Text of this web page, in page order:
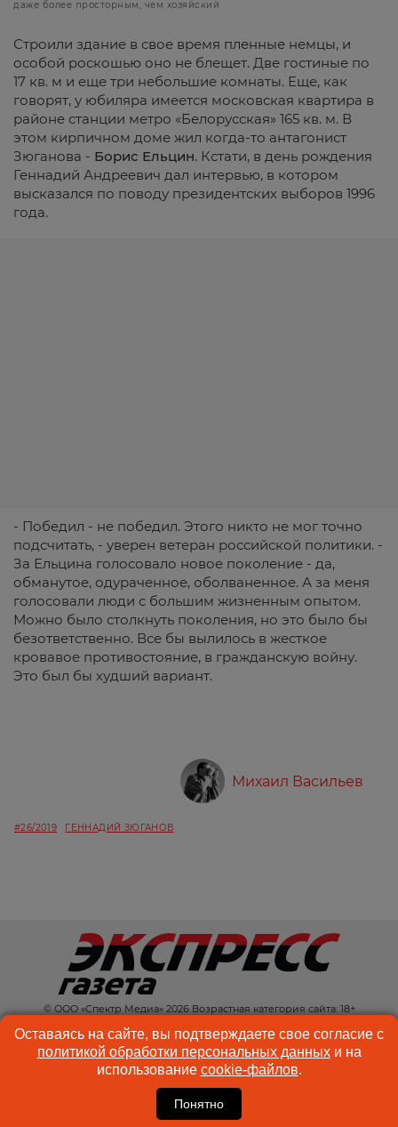
даже более просторным, чем хозяйский
Строили здание в свое время пленные немцы, и
особой роскошью оно не блещет. Две гостиные по
17 кв. м и еще три небольшие комнаты. Еще, как
говорят, у юбиляра имеется московская квартира в
районе станции метро «Белорусская» 165 кв. м. В
этом кирпичном доме жил когда-то антагонист
Зюганова - Борис Ельцин. Кстати, в день рождения
Геннадий Андреевич дал интервью, в котором
высказался по поводу президентских выборов 1996
года.
- Победил - не победил. Этого никто не мог точно
подсчитать, - уверен ветеран российской политики. -
За Ельцина голосовало новое поколение - да,
обманутое, одураченное, оболваненное. А за меня
голосовали люди с большим жизненным опытом.
Можно было столкнуть поколения, но это было бы
безответственно. Все бы вылилось в жесткое
кровавое противостояние, в гражданскую войну.
Это был бы худший вариант.
Михаил Васильев
#26/2019 ГЕННАДИЙ ЗЮГАНОВ
© ООО «Спектр Медиа» 2026 Возрастная категория сайта: 18+
КОНТАКТЫ
РЕКЛАМА
КУКИ-ФАЙЛЫ
ПОЛЬЗОВАТЕЛЬСКОЕ
СОГЛАШЕНИЕ
Оставаясь на сайте, вы подтверждаете свое согласие с
политикой обработки персональных данныхи на
использование cookie-файлов.
Понятно